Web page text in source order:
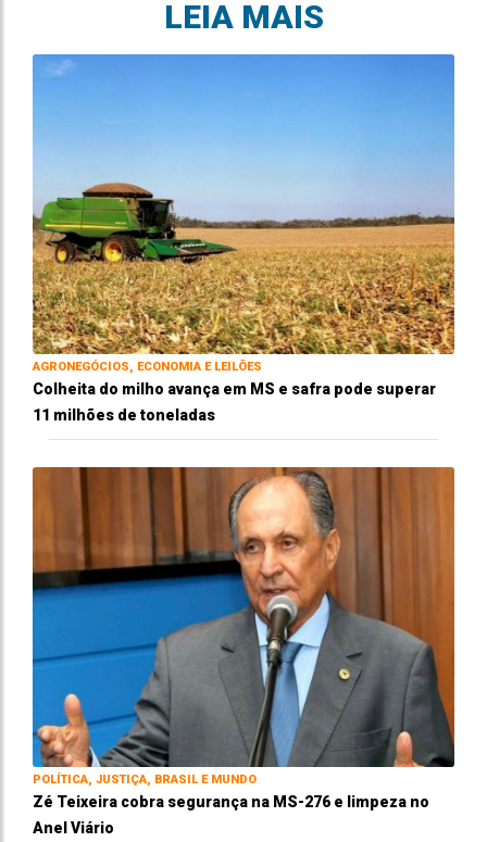
LEIA MAIS
AGRONEGÓCIOS, ECONOMIA E LEILÕES
Colheita do milho avança em MS e safra pode superar
11 milhões de toneladas
POLÍTICA, JUSTIÇA, BRASIL E MUNDO
Zé Teixeira cobra segurança na MS-276 e limpeza no
Anel Viário